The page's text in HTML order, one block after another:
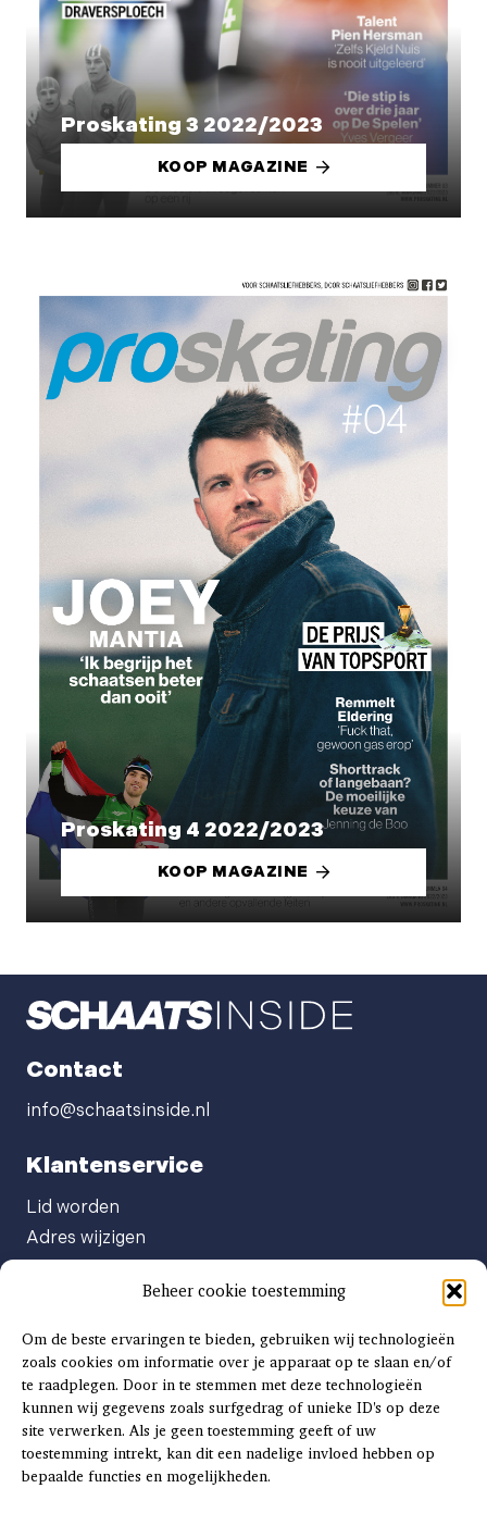
Beheer cookie toestemming
Om de beste ervaringen te bieden, gebruiken wij technologieën
zoals cookies om informatie over je apparaat op te slaan en/of
te raadplegen. Door in te stemmen met deze technologieën
kunnen wij gegevens zoals surfgedrag of unieke ID's op deze
site verwerken. Als je geen toestemming geeft of uw
toestemming intrekt, kan dit een nadelige invloed hebben op
bepaalde functies en mogelijkheden.
Proskating 3 2022/2023
KOOP MAGAZINE
Proskating 4 2022/2023
KOOP MAGAZINE
Contact
info@schaatsinside.nl
Klantenservice
Lid worden
Adres wijzigen
Abonnement opzeggen
Afgeven automatische incasso
Factuur betalen
Klachtenformulier
Overige vragen
Adverteren